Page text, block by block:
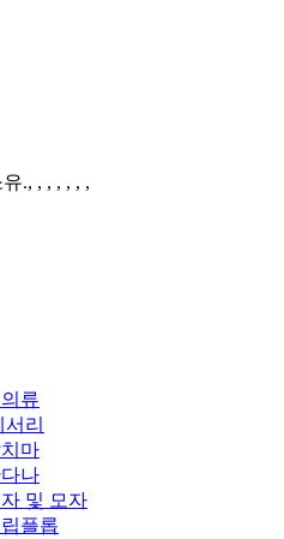
., , , , , , ,
류
리
마
나
및 모자
플롭